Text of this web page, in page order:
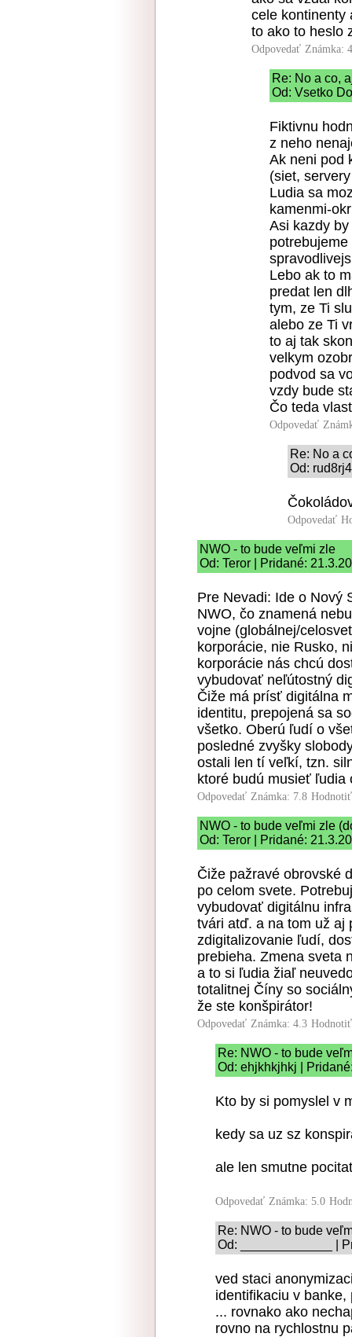
cele kontinenty
to ako to heslo
Odpovedať Známka:
Re: No a co,
Od: Vsetko
Fiktivnu
z neho
Ak neni pod
(siet,
Ludia sa
kamenmi-
Asi kazdy
Lebo ak to
predat len
tym, ze Ti
alebo ze Ti
to aj tak
velkym
podvod sa
vzdy bude
Čo teda
Odpovedať
Re: No a
Od:
Odpovedať
NWO - to bude veľmi zle
Od: Teror | Pridané:
Pre Nevadi: Ide o Nový
NWO, čo znamená
vojne (globálnej/
korporácie, nie Rusko,
korporácie nás chcú
vybudovať neľútostný
Čiže má prísť digitálna
identitu, prepojená sa
všetko. Oberú ľudí o
posledné zvyšky
ostali len tí veľkí, tzn.
ktoré budú musieť ľudia
Odpovedať Známka: 7.8
NWO - to bude veľmi zle
Od: Teror | Pridané:
Čiže pažravé obrovské
po celom svete.
vybudovať digitálnu
tvári atď. a na tom už aj
zdigitalizovanie ľudí,
prebieha. Zmena sveta
a to si ľudia žiaľ
totalitnej Číny so
že ste konšpirátor!
Odpovedať Známka: 4.3
Re: NWO - to bude
Od: ehjkhkjhkj |
Kto by si pomyslel v
kedy sa uz sz
ale len smutne
Odpovedať Známka: 5.0
Re: NWO - to bude
Od: _____________ |
ved staci
identifikaciu v
... rovnako ako
rovno na rychlostnu